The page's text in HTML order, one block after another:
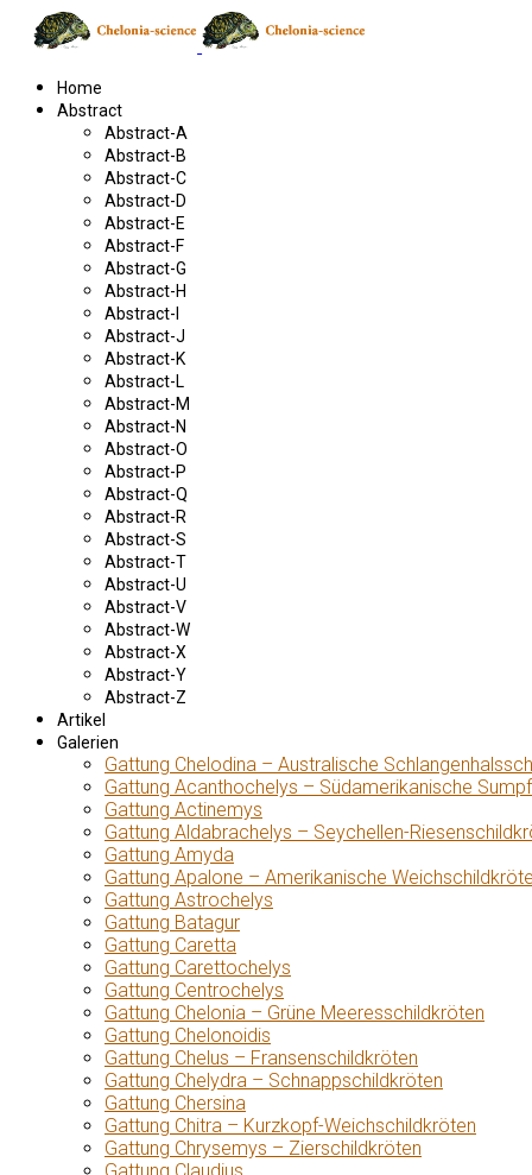
Home
Abstract
Abstract-A
Abstract-B
Abstract-C
Abstract-D
Abstract-E
Abstract-F
Abstract-G
Abstract-H
Abstract-I
Abstract-J
Abstract-K
Abstract-L
Abstract-M
Abstract-N
Abstract-O
Abstract-P
Abstract-Q
Abstract-R
Abstract-S
Abstract-T
Abstract-U
Abstract-V
Abstract-W
Abstract-X
Abstract-Y
Abstract-Z
Artikel
Galerien
Gattung Chelodina – Australische
Gattung Acanthochelys – Südamerikanische
Gattung Actinemys
Gattung Aldabrachelys – Seychellen-
Gattung Amyda
Gattung Apalone – Amerikanische
Gattung Astrochelys
Gattung Batagur
Gattung Caretta
Gattung Carettochelys
Gattung Centrochelys
Gattung Chelonia – Grüne Meeresschildkröten
Gattung Chelonoidis
Gattung Chelus – Fransenschildkröten
Gattung Chelydra – Schnappschildkröten
Gattung Chersina
Gattung Chitra – Kurzkopf-Weichschildkröten
Gattung Chrysemys – Zierschildkröten